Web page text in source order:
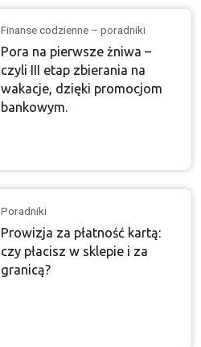
Finanse codzienne – poradniki
Pora na pierwsze żniwa –
czyli III etap zbierania na
wakacje, dzięki promocjom
bankowym.
Poradniki
Prowizja za płatność kartą:
czy płacisz w sklepie i za
granicą?